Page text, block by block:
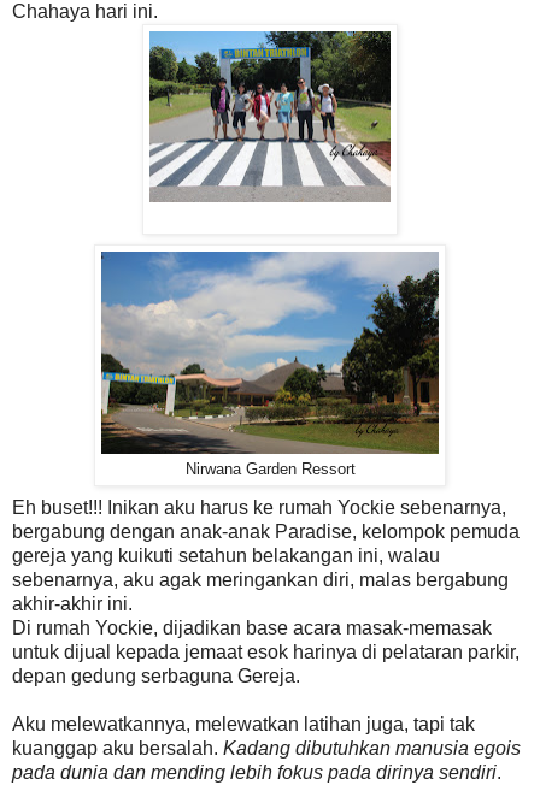
Chahaya hari ini.
Nirwana Garden Ressort
Eh buset!!! Inikan aku harus ke rumah Yockie sebenarnya,
bergabung dengan anak-anak Paradise, kelompok pemuda
gereja yang kuikuti setahun belakangan ini, walau
sebenarnya, aku agak meringankan diri, malas bergabung
akhir-akhir ini.
Di rumah Yockie, dijadikan base acara masak-memasak
untuk dijual kepada jemaat esok harinya di pelataran parkir,
depan gedung serbaguna Gereja.
Aku melewatkannya, melewatkan latihan juga, tapi tak
kuanggap aku bersalah. Kadang dibutuhkan manusia egois
pada dunia dan mending lebih fokus pada dirinya sendiri.